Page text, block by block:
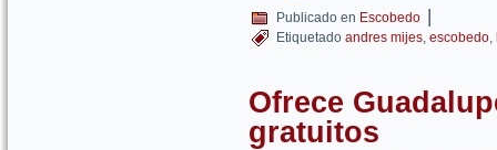
Publicado en Escobedo |
Etiquetado andres mijes, escobedo,
Ofrece
gratuitos